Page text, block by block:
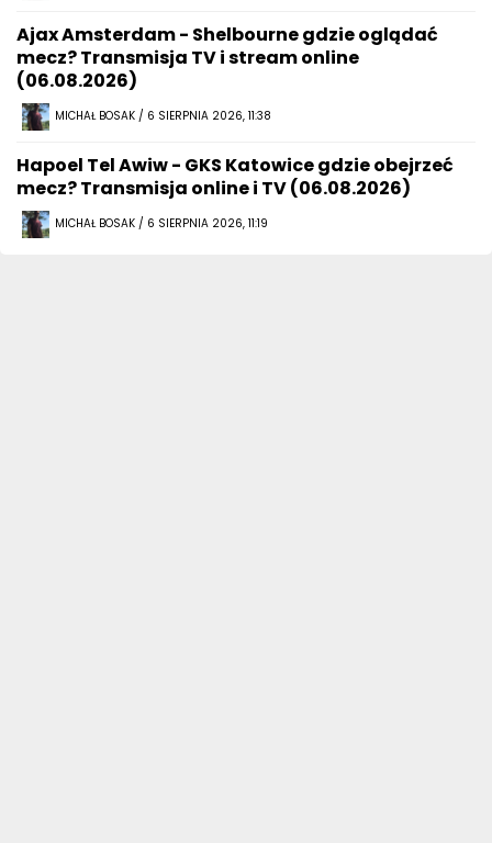
Ajax Amsterdam - Shelbourne gdzie oglądać
mecz? Transmisja TV i stream online
(06.08.2026)
MICHAŁ BOSAK / 6 SIERPNIA 2026, 11:38
Hapoel Tel Awiw - GKS Katowice gdzie obejrzeć
mecz? Transmisja online i TV (06.08.2026)
MICHAŁ BOSAK / 6 SIERPNIA 2026, 11:19